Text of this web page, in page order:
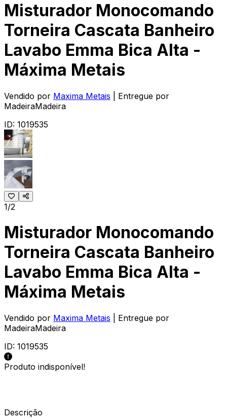
Misturador Monocomando
Torneira Cascata Banheiro
Lavabo Emma Bica Alta -
Máxima Metais
Vendido por Maxima Metais
| Entregue por
MadeiraMadeira
ID: 1019535
1/2
Misturador Monocomando
Torneira Cascata Banheiro
Lavabo Emma Bica Alta -
Máxima Metais
Vendido por Maxima Metais
| Entregue por
MadeiraMadeira
ID: 1019535
Produto indisponível!
Descrição